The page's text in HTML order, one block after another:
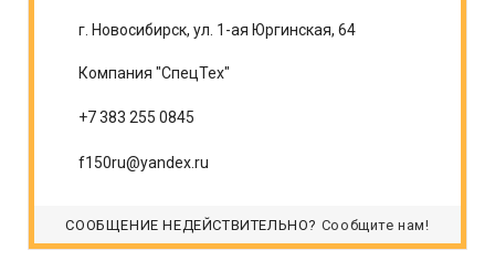
г. Новосибирск, ул. 1-ая Юргинская, 64
Компания "СпецТех"
+7 383 255 0845
f150ru@yandex.ru
СООБЩЕНИЕ НЕДЕЙСТВИТЕЛЬНО? Сообщите нам!